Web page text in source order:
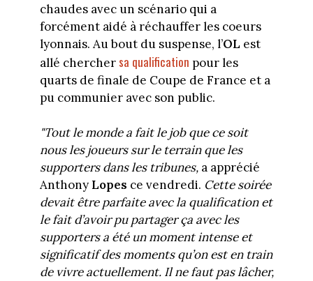
chaudes avec un scénario qui a
forcément aidé à réchauffer les coeurs
lyonnais. Au bout du suspense, l’OL est
allé cherchersa qualification pour les
quarts de finale de Coupe de France et a
pu communier avec son public.
"Tout le monde a fait le job que ce soit
nous les joueurs sur le terrain que les
supporters dans les tribunes, a apprécié
Anthony Lopes ce vendredi. Cette soirée
devait être parfaite avec la qualification et
le fait d’avoir pu partager ça avec les
supporters a été un moment intense et
significatif des moments qu’on est en train
de vivre actuellement. Il ne faut pas lâcher,